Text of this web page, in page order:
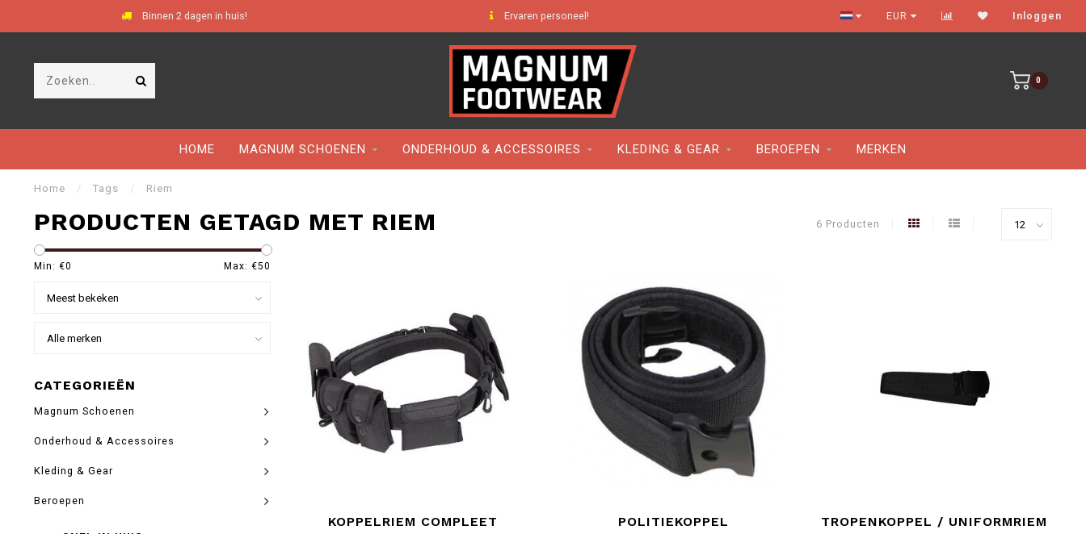
Binnen 2 dagen in huis! Ervaren personeel! Gratis verzenden vanaf €100
EUR Inloggen
0
HOME MAGNUM SCHOENEN ONDERHOUD & ACCESSOIRES KLEDING & GEAR BEROEPEN MERKEN
Home / Tags / Riem
PRODUCTEN GETAGD MET RIEM 6 Producten
Min: €0 Max: €50
CATEGORIEËN
Magnum Schoenen
Onderhoud & Accessoires
Kleding & Gear
Beroepen
KOPPELRIEM COMPLEET POLITIEKOPPEL
TROPENKOPPEL / UNIFORMRIEM